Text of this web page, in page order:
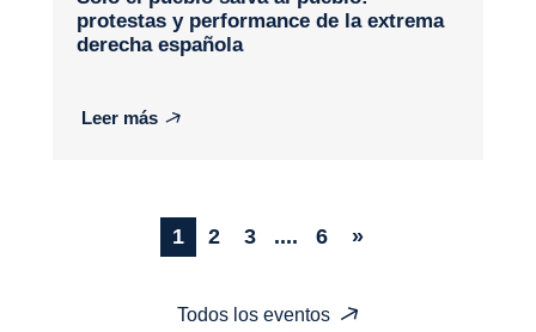
protestas y performance de la extrema
derecha española
Leer más
1 2 3 .... 6 »
Todos los eventos